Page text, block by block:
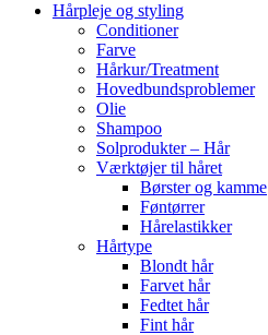
Hårpleje og styling
Conditioner
Farve
Hårkur/Treatment
Hovedbundsproblemer
Olie
Shampoo
Solprodukter – Hår
Værktøjer til håret
Børster og kamme
Føntørrer
Hårelastikker
Hårtype
Blondt hår
Farvet hår
Fedtet hår
Fint hår